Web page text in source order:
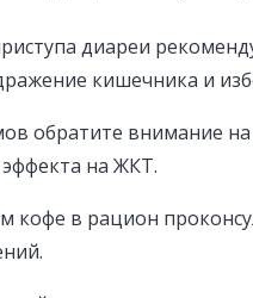
диареи
кишечника и
обратите внимание
на ЖКТ.
в рацион